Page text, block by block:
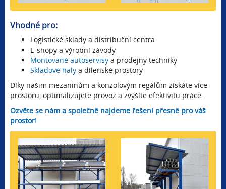
Vhodné pro:
Logistické sklady a distribuční centra
E-shopy a výrobní závody
Montované autoservisy a prodejny techniky
Skladové haly a dílenské prostory
Díky našim mezaninům a konzolovým regálům získáte více
prostoru, optimalizujete provoz a zvýšíte efektivitu práce.
Ozvěte se nám a společně najdeme řešení přesně pro váš
prostor!